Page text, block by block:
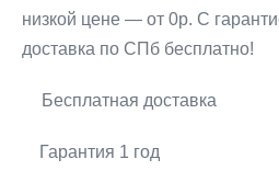
низкой цене — от 0р. С
доставка по СПб бесплатно!
Бесплатная доставка
Гарантия 1 год